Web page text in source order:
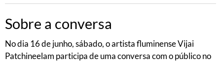
Sobre a conversa
No dia 16 de junho, sábado, o artista fluminense Vijai
Patchineelam participa de uma conversa com o público no